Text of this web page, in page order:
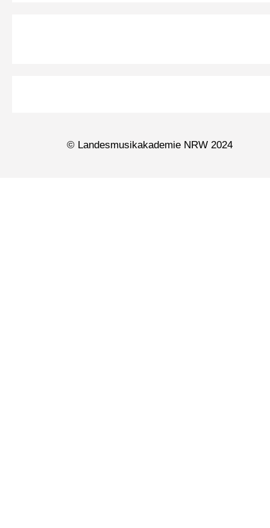
© Landesmusikakademie NRW 2024